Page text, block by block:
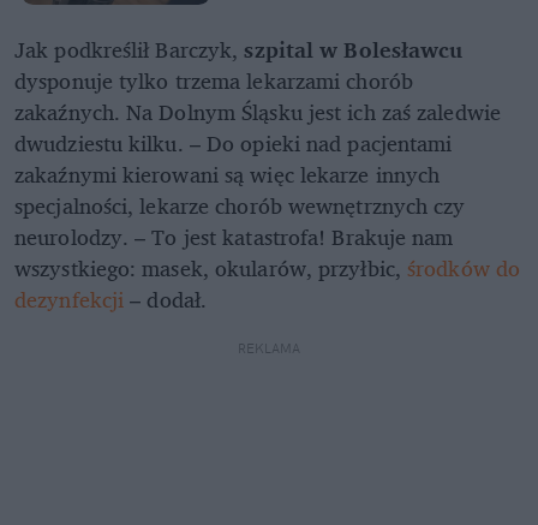
Jak podkreślił Barczyk,szpital w Bolesławcu
dysponuje tylko trzema lekarzami chorób
zakaźnych. Na Dolnym Śląsku jest ich zaś zaledwie
dwudziestu kilku. – Do opieki nad pacjentami
zakaźnymi kierowani są więc lekarze innych
specjalności, lekarze chorób wewnętrznych czy
neurolodzy. – To jest katastrofa! Brakuje nam
wszystkiego: masek, okularów, przyłbic,środków do
dezynfekcji– dodał.
REKLAMA